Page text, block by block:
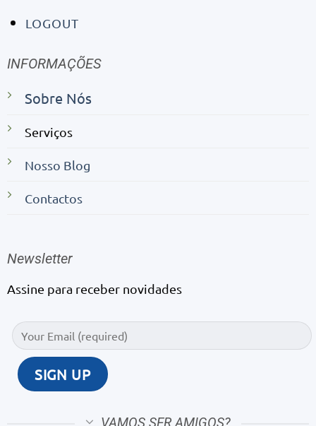
LOGOUT
INFORMAÇÕES
Sobre Nós
Serviços
Nosso Blog
Contactos
Newsletter
Assine para receber novidades